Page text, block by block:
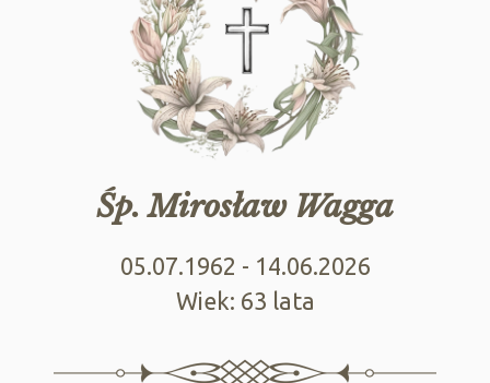
Śp. Mirosław Wagga
05.07.1962 - 14.06.2026
Wiek: 63 lata